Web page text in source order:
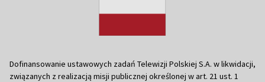
Dofinansowanie ustawowych zadań Telewizji Polskiej S.A. w likwidacji,
związanych z realizacją misji publicznej określonej w art. 21 ust. 1